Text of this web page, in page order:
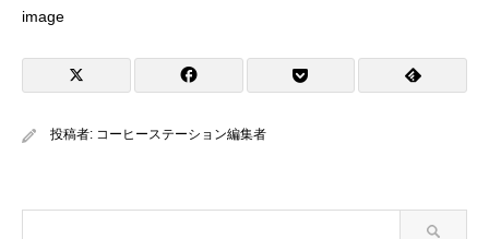
image
投稿者: コーヒーステーション編集者